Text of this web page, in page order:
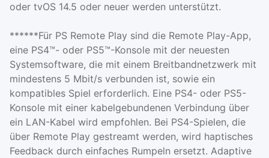
oder tvOS 14.5 oder neuer werden unterstützt.
******Für PS Remote Play sind die Remote Play-App,
eine PS4™- oder PS5™-Konsole mit der neuesten
Systemsoftware, die mit einem Breitbandnetzwerk mit
mindestens 5 Mbit/s verbunden ist, sowie ein
kompatibles Spiel erforderlich. Eine PS4- oder PS5-
Konsole mit einer kabelgebundenen Verbindung über
ein LAN-Kabel wird empfohlen. Bei PS4-Spielen, die
über Remote Play gestreamt werden, wird haptisches
Feedback durch einfaches Rumpeln ersetzt. Adaptive